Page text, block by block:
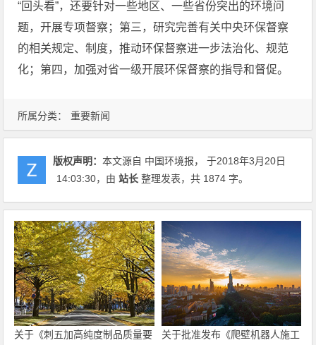
所属分类： 重要新闻
“回头看”，还要针对一些地区、一些省份突出的环境问
题，开展专项督察；第三，研究完善有关中央环保督察
的相关规定、制度，推动环保督察进一步法治化、规范
化；第四，加强对省一级开展环保督察的指导和督促。
版权声明：本文源自 中国环境报， 于2018年3月20日
14:03:30，由站长 整理发表，共 1874 字。
关于《刺五加高纯度制品质量要
关于批准发布《爬壁机器人施工